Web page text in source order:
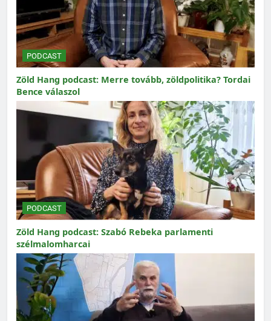
PODCAST
Zöld Hang podcast: Merre tovább, zöldpolitika? Tordai
Bence válaszol
PODCAST
Zöld Hang podcast: Szabó Rebeka parlamenti
szélmalomharcai